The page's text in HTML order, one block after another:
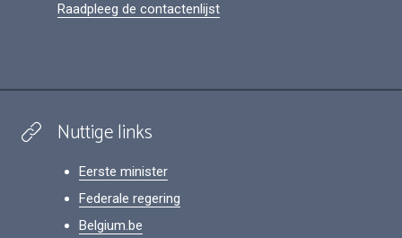
Raadpleeg de contactenlijst
Nuttige links
Eerste minister
Federale regering
Belgium.be